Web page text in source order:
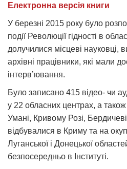
Електронна версія книги
У березні 2015 року було
події Революції гідності в
долучилися місцеві науковці,
архівні працівники, які мали
інтерв’ювання.
Було записано 415 відео- чи
у 22 обласних центрах, а
Умані, Кривому Розі,
відбувалися в Криму та на
Луганської і Донецької
безпосередньо в Інституті.